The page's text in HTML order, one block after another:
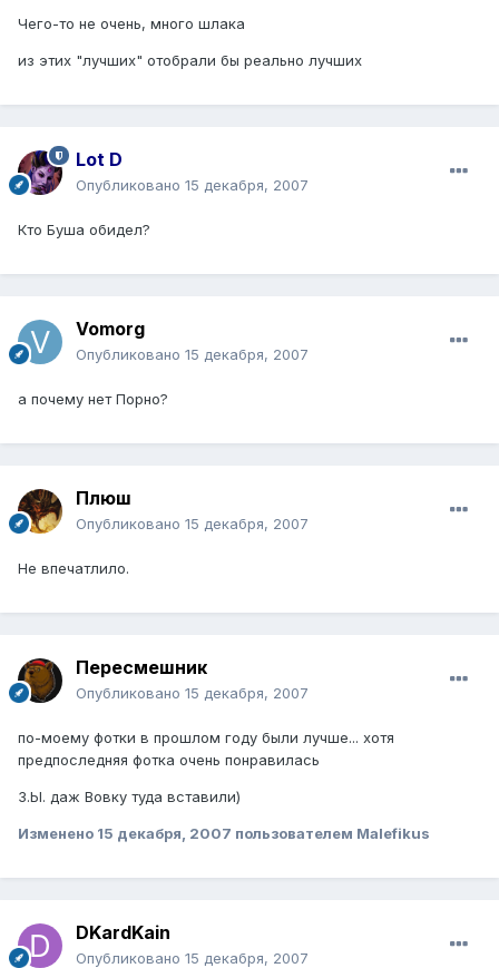
Чего-то не очень, много шлака
из этих "лучших" отобрали бы реально лучших
Lot D
Опубликовано 15 декабря, 2007
Кто Буша обидел?
Vomorg
Опубликовано 15 декабря, 2007
а почему нет Порно?
Плюш
Опубликовано 15 декабря, 2007
Не впечатлило.
Пересмешник
Опубликовано 15 декабря, 2007
по-моему фотки в прошлом году были лучше... хотя
предпоследняя фотка очень понравилась
З.Ы. даж Вовку туда вставили)
Изменено 15 декабря, 2007 пользователем Malefikus
DKardKain
Опубликовано 15 декабря, 2007